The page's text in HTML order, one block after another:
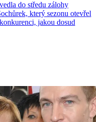
do středu zálohy
který sezonu otevřel
jakou dosud